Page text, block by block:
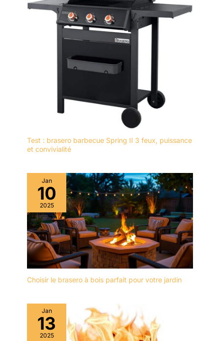
Test : brasero barbecue Spring II 3 feux, puissance
et convivialité
Jan
10
2025
Choisir le brasero à bois parfait pour votre jardin
Jan
13
2025